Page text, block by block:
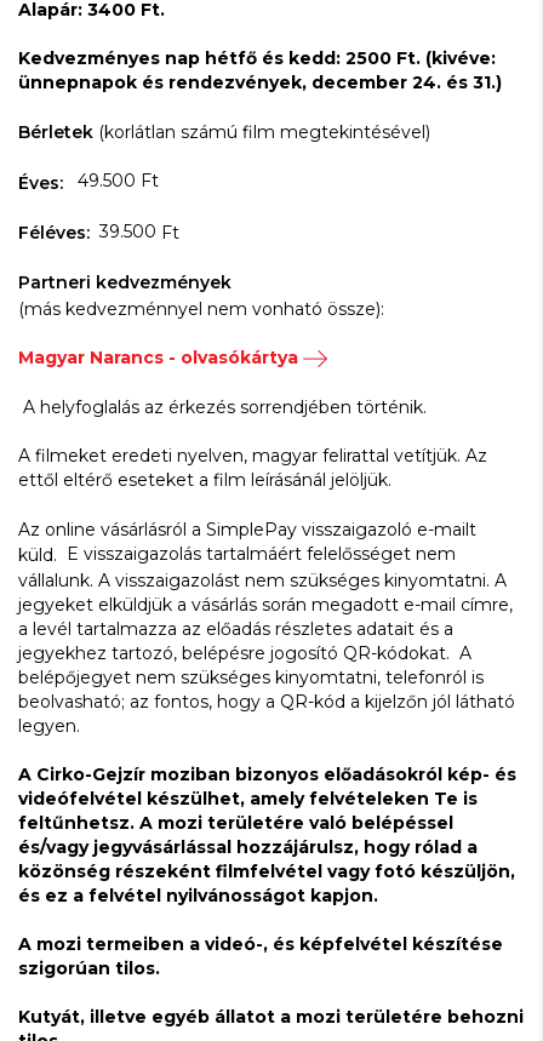
Alapár: 3400 Ft.
Kedvezményes nap hétfő és kedd: 2500 Ft. (kivéve:
ünnepnapok és rendezvények, december 24. és 31.)
Bérletek (korlátlan számú film megtekintésével)
Éves: 49.500 Ft
Féléves: 39.500 Ft
Partneri kedvezmények
(más kedvezménnyel nem vonható össze):
Magyar Narancs - olvasókártya
A helyfoglalás az érkezés sorrendjében történik.
A filmeket eredeti nyelven, magyar felirattal vetítjük. Az
ettől eltérő eseteket a film leírásánál jelöljük.
Az online vásárlásról a SimplePay visszaigazoló e-mailt
küld. E visszaigazolás tartalmáért felelősséget nem
vállalunk. A visszaigazolást nem szükséges kinyomtatni. A
jegyeket elküldjük a vásárlás során megadott e-mail címre,
a levél tartalmazza az előadás részletes adatait és a
jegyekhez tartozó, belépésre jogosító QR-kódokat. A
belépőjegyet nem szükséges kinyomtatni, telefonról is
beolvasható; az fontos, hogy a QR-kód a kijelzőn jól látható
legyen.
A Cirko-Gejzír moziban bizonyos előadásokról kép- és
videófelvétel készülhet, amely felvételeken Te is
feltűnhetsz. A mozi területére való belépéssel
és/vagy jegyvásárlással hozzájárulsz, hogy rólad a
közönség részeként filmfelvétel vagy fotó készüljön,
és ez a felvétel nyilvánosságot kapjon.
A mozi termeiben a videó-, és képfelvétel készítése
szigorúan tilos.
Kutyát, illetve egyéb állatot a mozi területére behozni